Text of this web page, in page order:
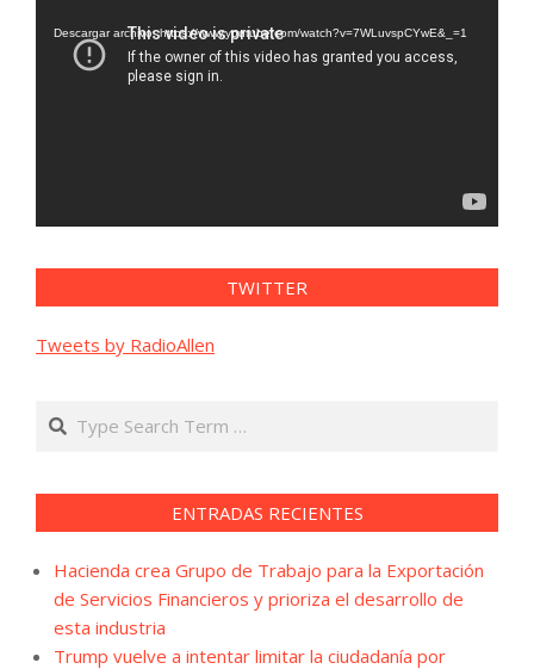
vídeo
Descargar archivo: https://www.youtube.com/watch?v=7WLuvspCYwE&_=1
TWITTER
Tweets by RadioAllen
Search
ENTRADAS RECIENTES
Hacienda crea Grupo de Trabajo para la Exportación
de Servicios Financieros y prioriza el desarrollo de
esta industria
Trump vuelve a intentar limitar la ciudadanía por